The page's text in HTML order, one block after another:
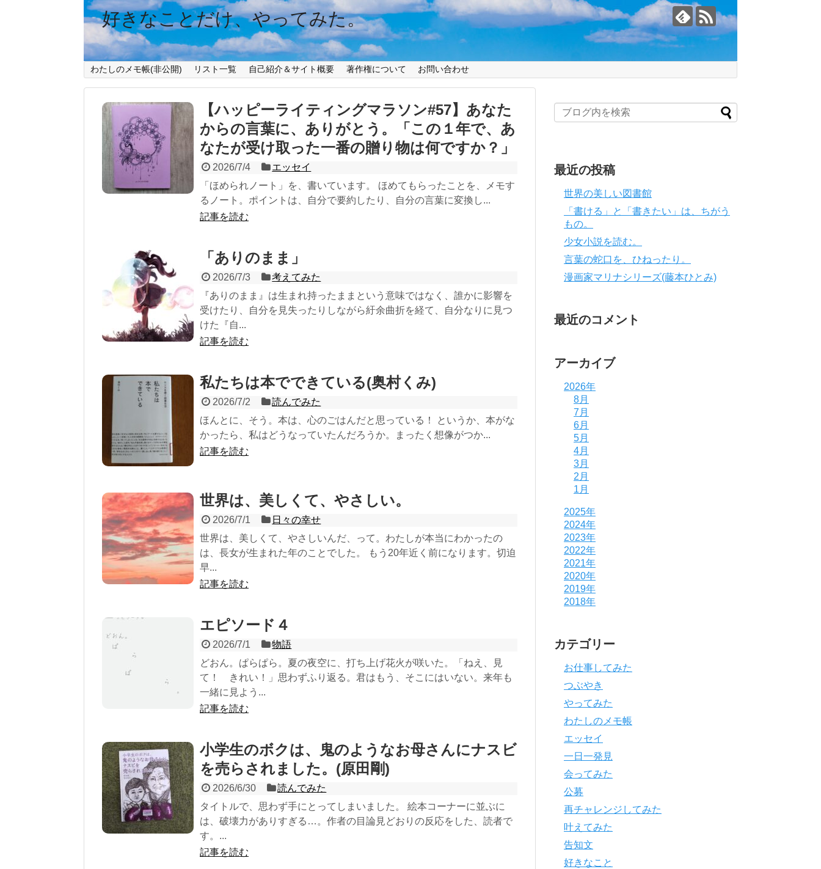
好きなことだけ、やってみた。
わたしのメモ帳(非公開) リスト一覧 自己紹介＆サイト概要 著作権について お問い合わせ
【ハッピーライティングマラソン#57】あなた
からの言葉に、ありがとう。「この１年で、あ
なたが受け取った一番の贈り物は何ですか？」
2026/7/4
エッセイ
「ほめられノート」を、書いています。 ほめてもらったことを、メモす
るノート。ポイントは、自分で要約したり、自分の言葉に変換し...
記事を読む
「ありのまま」
2026/7/3
考えてみた
『ありのまま』は生まれ持ったままという意味ではなく、誰かに影響を
受けたり、自分を見失ったりしながら紆余曲折を経て、自分なりに見つ
けた『自...
記事を読む
私たちは本でできている(奥村くみ)
2026/7/2
読んでみた
ほんとに、そう。本は、心のごはんだと思っている！ というか、本がな
かったら、私はどうなっていたんだろうか。まったく想像がつか...
記事を読む
世界は、美しくて、やさしい。
2026/7/1
日々の幸せ
世界は、美しくて、やさしいんだ、って。わたしが本当にわかったの
は、長女が生まれた年のことでした。 もう20年近く前になります。切迫
早...
記事を読む
エピソード４
2026/7/1
物語
どおん。ぱらぱら。夏の夜空に、打ち上げ花火が咲いた。「ねえ、見
て！ きれい！」思わずふり返る。君はもう、そこにはいない。来年も
一緒に見よう...
記事を読む
小学生のボクは、鬼のようなお母さんにナスビ
を売らされました。(原田剛)
2026/6/30
読んでみた
タイトルで、思わず手にとってしまいました。 絵本コーナーに並ぶに
は、破壊力がありすぎる…。作者の目論見どおりの反応をした、読者で
す。...
記事を読む
最近の投稿
世界の美しい図書館
「書ける」と「書きたい」は、ちがう
もの。
少女小説を読む。
言葉の蛇口を、ひねったり。
漫画家マリナシリーズ(藤本ひとみ)
最近のコメント
アーカイブ
2026年
8月
7月
6月
5月
4月
3月
2月
1月
2025年
2024年
2023年
2022年
2021年
2020年
2019年
2018年
カテゴリー
お仕事してみた
つぶやき
やってみた
わたしのメモ帳
エッセイ
一日一発見
会ってみた
公募
再チャレンジしてみた
叶えてみた
告知文
好きなこと